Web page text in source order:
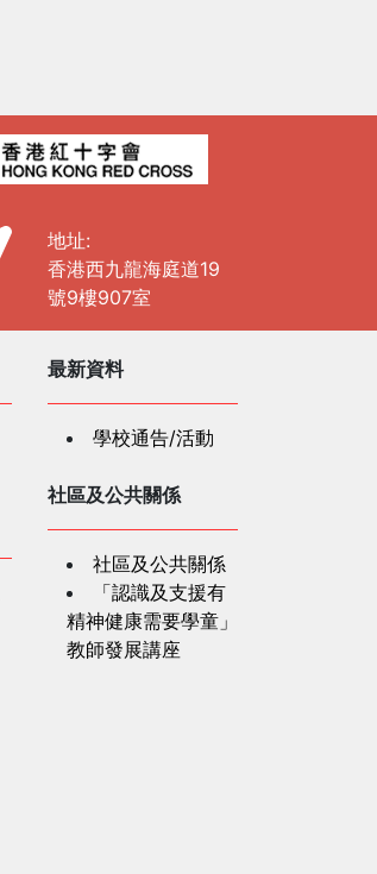
地址:
香港西九龍海庭道19
號9樓907室
最新資料
學校通告/活動
社區及公共關係
社區及公共關係
「認識及支援有
精神健康需要學童」
教師發展講座